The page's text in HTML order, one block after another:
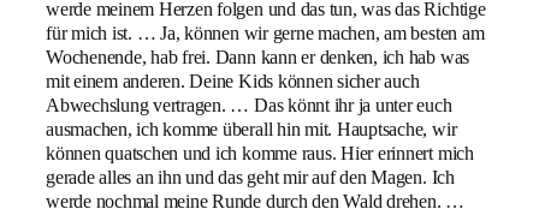
werde meinem Herzen folgen und das tun, was das Richtige
für mich ist. … Ja, können wir gerne machen, am besten am
Wochenende, hab frei. Dann kann er denken, ich hab was
mit einem anderen. Deine Kids können sicher auch
Abwechslung vertragen. … Das könnt ihr ja unter euch
ausmachen, ich komme überall hin mit. Hauptsache, wir
können quatschen und ich komme raus. Hier erinnert mich
gerade alles an ihn und das geht mir auf den Magen. Ich
werde nochmal meine Runde durch den Wald drehen. …